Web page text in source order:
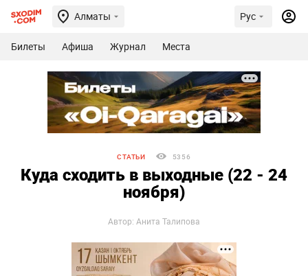
Алматы Рус
Билеты Афиша Журнал Места
СТАТЬИ 5356
Куда сходить в выходные (22 - 24
ноября)
Автор: Анита Талипова